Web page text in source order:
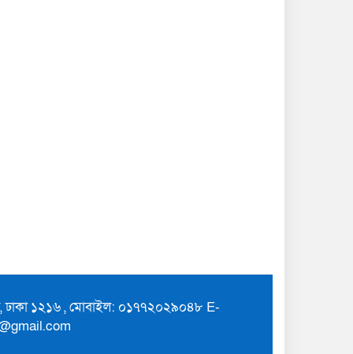
ঢাকা ১২১৬ , মোবাইল: ০১৭৭২০২৯০৪৮ E-